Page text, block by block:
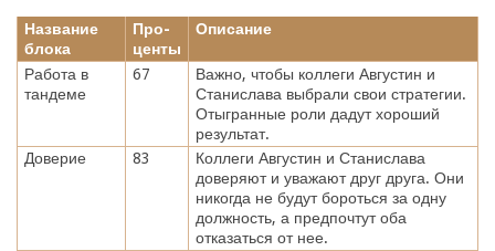
Название
блока
Про-
центы
Описание
Работа в
тандеме
67
Важно, чтобы коллеги Августин и
Станислава выбрали свои стратегии.
Отыгранные роли дадут хороший
результат.
Доверие
83
Коллеги Августин и Станислава
доверяют и уважают друг друга. Они
никогда не будут бороться за одну
должность, а предпочтут оба
отказаться от нее.